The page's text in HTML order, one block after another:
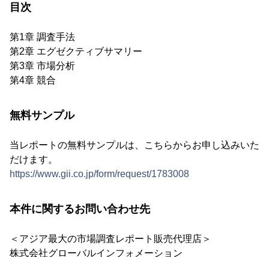
目次
第1章 調査手法
第2章 エグゼクティブサマリー
第3章 市場分析
第4章 競合
無料サンプル
当レポートの無料サンプルは、こちらからお申し込みいた
だけます。
https://www.gii.co.jp/form/request/1783008
本件に関するお問い合わせ先
＜アジア最大の市場調査レポート販売代理店＞
株式会社グローバルインフォメーション